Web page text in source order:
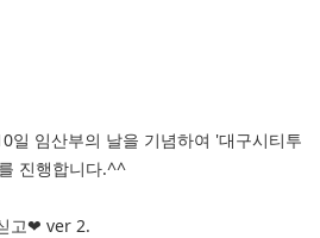
일 임산부의 날을 기념하여 '대구시티투
진행합니다.^^
고❤ ver 2.